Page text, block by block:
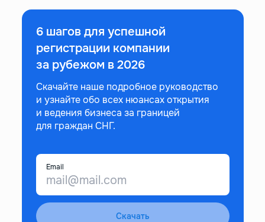
6 шагов для успешной
регистрации компании
за рубежом в 2026
Скачайте наше подробное руководство
и узнайте обо всех нюансах открытия
и ведения бизнеса за границей
для граждан СНГ.
Email
Скачать